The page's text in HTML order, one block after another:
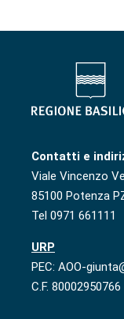
Contatti e
Viale Vincenzo
85100 Potenza
Tel 0971 661111
URP
PEC: AOO-
C.F. 80002950766